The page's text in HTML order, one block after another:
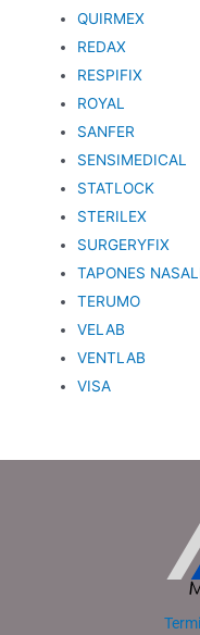
QUIRMEX
REDAX
RESPIFIX
ROYAL
SANFER
SENSIMEDICAL
STATLOCK
STERILEX
SURGERYFIX
TAPONES
TERUMO
VELAB
VENTLAB
VISA